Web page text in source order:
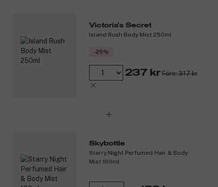
Victoria's Secret
Island Rush Body Mist 250ml
-25%
237 kr Före: 317 kr
Skybottle
Starry Night Perfumed Hair & Body
Mist 100ml